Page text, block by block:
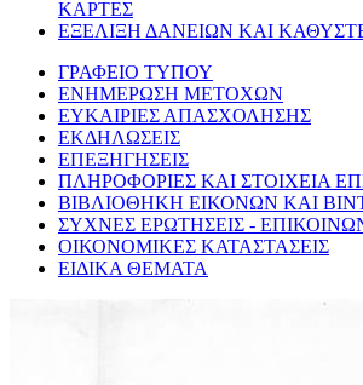
ΚΑΡΤΕΣ
ΕΞΕΛΙΞΗ ΔΑΝΕΙΩΝ ΚΑΙ
ΓΡΑΦΕΙΟ ΤΥΠΟΥ
ΕΝΗΜΕΡΩΣΗ ΜΕΤΟΧΩΝ
ΕΥΚΑΙΡΙΕΣ ΑΠΑΣΧΟΛΗΣΗΣ
ΕΚΔΗΛΩΣΕΙΣ
ΕΠΕΞΗΓΗΣΕΙΣ
ΠΛΗΡΟΦΟΡΙΕΣ ΚΑΙ ΣΤΟΙΧΕΙΑ
ΒΙΒΛΙΟΘΗΚΗ ΕΙΚΟΝΩΝ ΚΑΙ
ΣΥΧΝΕΣ ΕΡΩΤΗΣΕΙΣ -
ΟΙΚΟΝΟΜΙΚΕΣ ΚΑΤΑΣΤΑΣΕΙΣ
ΕΙΔΙΚΑ ΘΕΜΑΤΑ